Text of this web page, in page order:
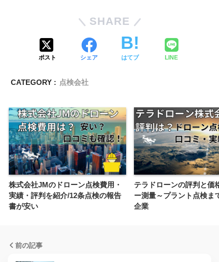
SHARE
ポスト シェア はてブ LINE
CATEGORY : 点検会社
株式会社JMのドローン点検費用・
実績・評判を紹介/12条点検の報告
書が安い
テラドローンの評判と価
ー測量～プラント点検ま
企業
前の記事